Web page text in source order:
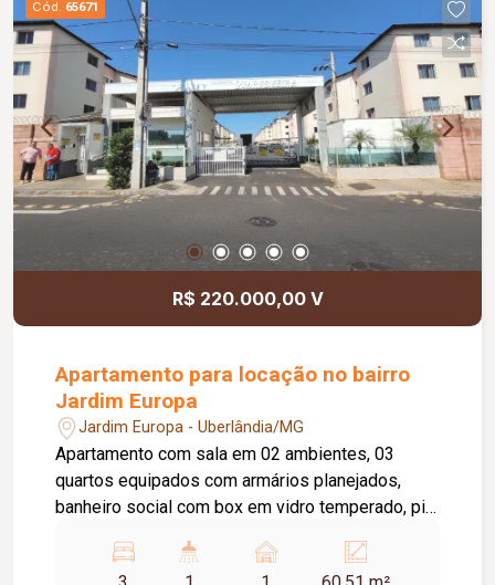
Cód. 65671
R$ 220.000,00 V
Apartamento para locação no bairro
Jardim Europa
Jardim Europa - Uberlândia/MG
Apartamento com sala em 02 ambientes, 03
quartos equipados com armários planejados,
banheiro social com box em vidro temperado, pia
americana com armário planejado sob a pia,